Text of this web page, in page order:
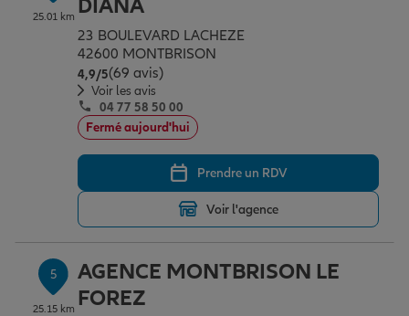
25.01 km DIANA
23 BOULEVARD LACHEZE
42600 MONTBRISON
4,9/5Note de 4.9 sur 5
(69 avis)
Voir les avis
04 77 58 50 00
Fermé aujourd'hui
Prendre un RDV
Voir l'agence
5
25.15 km
AGENCE MONTBRISON LE
FOREZ